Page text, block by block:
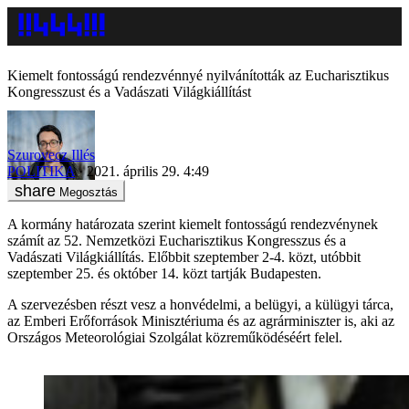
Kiemelt fontosságú rendezvénnyé nyilvánították az Eucharisztikus
Kongresszust és a Vadászati Világkiállítást
Szurovecz Illés
POLITIKA
2021. április 29. 4:49
Megosztás
A kormány határozata szerint kiemelt fontosságú rendezvénynek
számít az 52. Nemzetközi Eucharisztikus Kongresszus és a
Vadászati Világkiállítás. Előbbit szeptember 2-4. közt, utóbbit
szeptember 25. és október 14. közt tartják Budapesten.
A szervezésben részt vesz a honvédelmi, a belügyi, a külügyi tárca,
az Emberi Erőforrások Minisztériuma és az agrárminiszter is, aki az
Országos Meteorológiai Szolgálat közreműködéséért felel.